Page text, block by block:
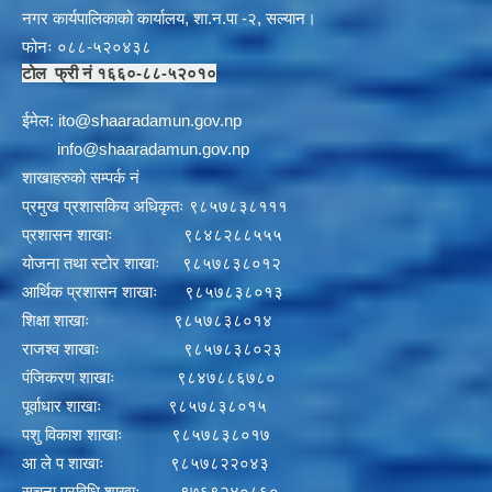
नगर कार्यपालिकाको कार्यालय, शा.न.पा -२, सल्यान।
फोनः ०८८-५२०४३८
टोल फ्री नं १६६०-८८-५२०१०
ईमेल: ito@shaaradamun.gov.np
info@shaaradamun.gov.np
शाखाहरुको सम्पर्क नं
प्रमुख प्रशासकिय अधिकृतः ९८५७८३८१११
प्रशासन शाखाः ९८४८२८८५५५
योजना तथा स्टोर शाखाः ९८५७८३८०१२
आर्थिक प्रशासन शाखाः ९८५७८३८०१३
शिक्षा शाखाः ९८५७८३८०१४
राजश्व शाखाः ९८५७८३८०२३
पंजिकरण शाखाः ९८४७८८६७८०
पूर्वाधार शाखाः ९८५७८३८०१५
पशु विकाश शाखाः ९८५७८३८०१७
आ ले प शाखाः ९८५७८२२०४३